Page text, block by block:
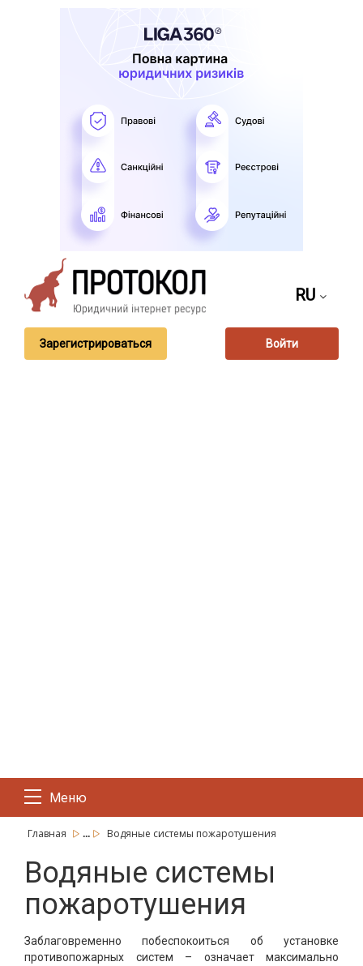
RU
Зарегистрироваться Войти
Меню
Главная ... Водяные системы пожаротушения
Водяные системы
пожаротушения
Заблаговременно побеспокоиться об установке
противопожарных систем – означает максимально